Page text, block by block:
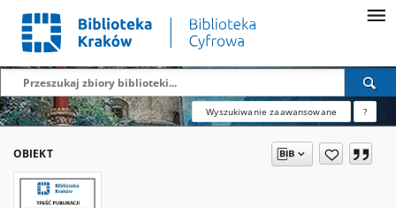
Wyszukiwanie zaawansowane ?
OBIEKT